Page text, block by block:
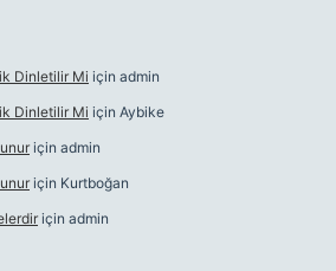
Dinletilir Mi için admin
Dinletilir Mi için Aybike
için admin
için Kurtboğan
için admin